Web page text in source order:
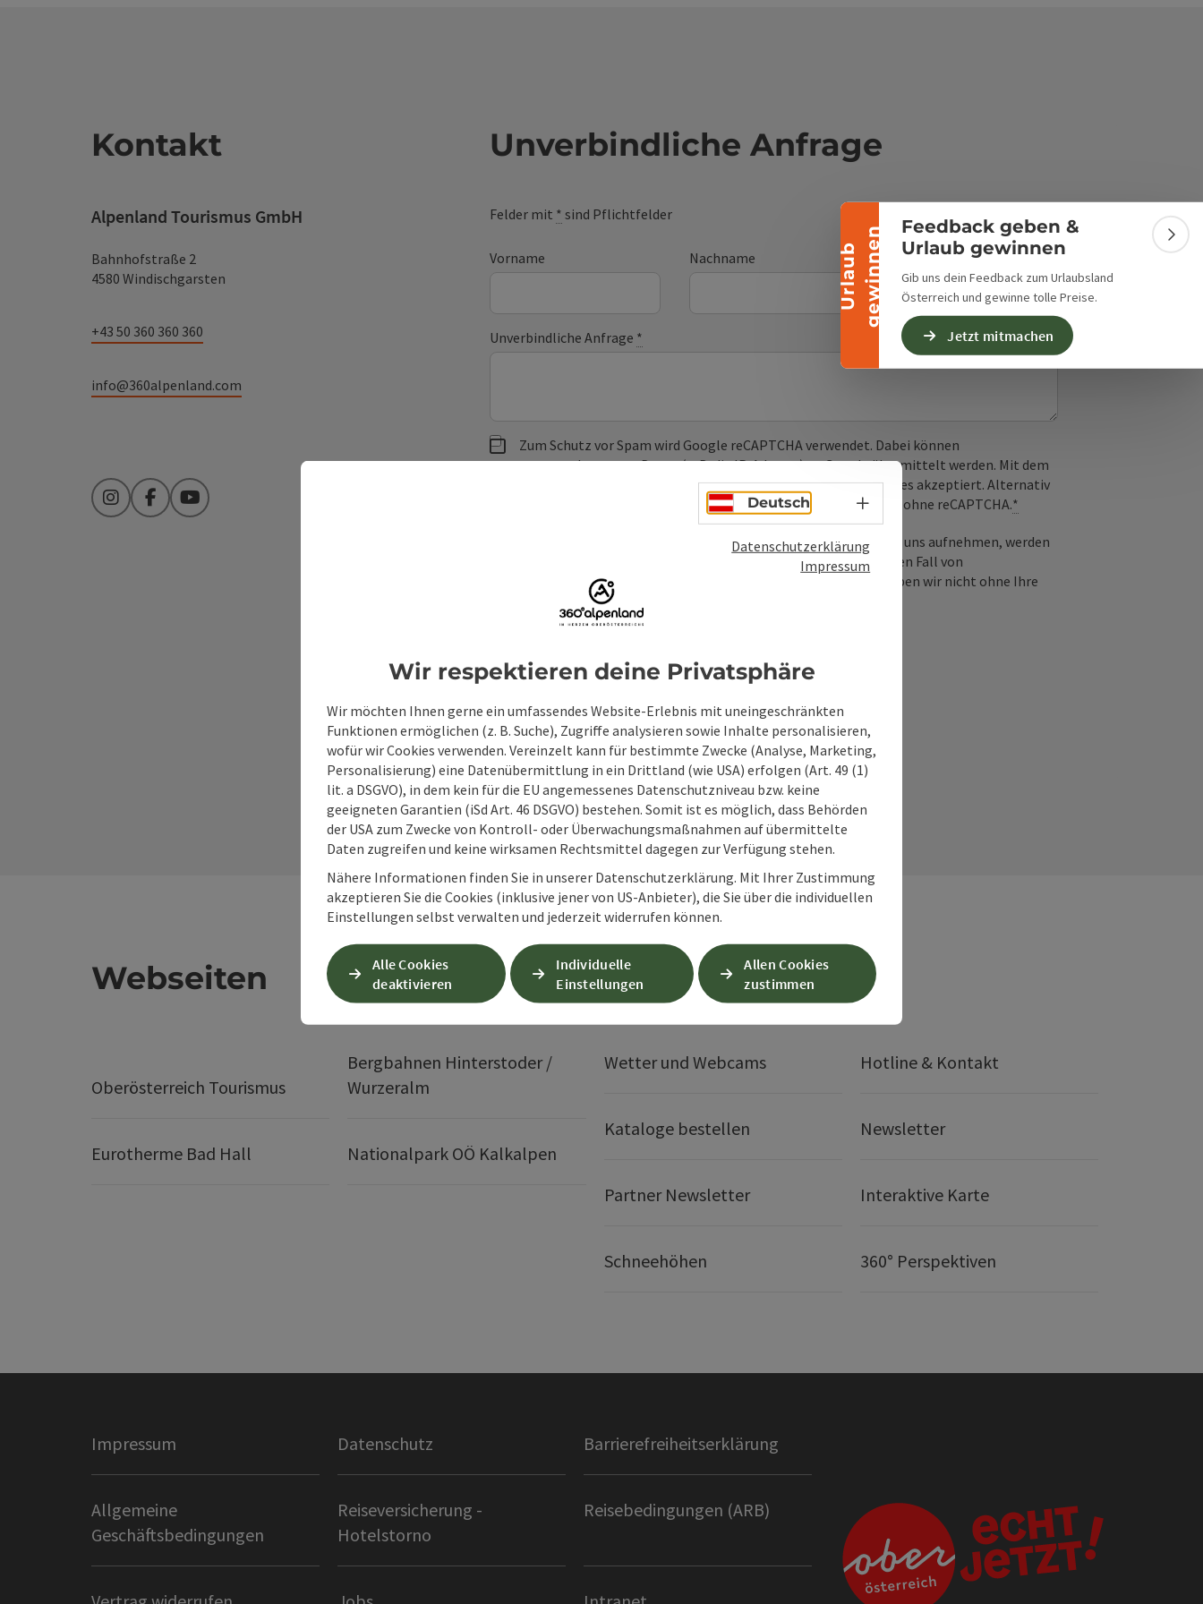
U
r
l
a
u
b
g
e
w
i
n
n
en
Banner einklappen
Feedback geben &
Urlaub gewinnen
Gib uns dein Feedback zum Urlaubsland
Österreich und gewinne tolle Preise.
Jetzt mitmachen
Kontakt
Alpenland Tourismus GmbH
Bahnhofstraße 2
4580 Windischgarsten
+43 50 360 360 360
info@360alpenland.com
InstagramFacebookYouTube
Unverbindliche Anfrage
Felder mit * sind Pflichtfelder
Vorname Nachname E-Mail*
Unverbindliche Anfrage *
Zum Schutz vor Spam wird Google reCAPTCHA verwendet. Dabei können
personenbezogene Daten (z. B. die IP-Adresse) an Google übermittelt werden. Mit dem
Absenden des Formulars werden die dafür erforderlichen Cookies akzeptiert. Alternativ
ist eine Kontaktaufnahme jederzeit per E-Mail möglich – ganz ohne reCAPTCHA.*
Wenn Sie per Formular auf der Website oder per E-Mail Kontakt mit uns aufnehmen, werden
Ihre angegebenen Daten zwecks Bearbeitung der Anfrage und für den Fall von
Anschlussfragen sechs Monate bei uns gespeichert. Diese Daten geben wir nicht ohne Ihre
Einwilligung weiter.
zur Datenschutzerklärung
Senden
Webseiten
Oberösterreich Tourismus
Bergbahnen Hinterstoder /
Wurzeralm
Eurotherme Bad Hall Nationalpark OÖ Kalkalpen
Services
Wetter und Webcams Hotline & Kontakt
Kataloge bestellen Newsletter
Partner Newsletter Interaktive Karte
Schneehöhen 360° Perspektiven
Impressum Datenschutz Barrierefreiheitserklärung
Allgemeine
Geschäftsbedingungen
Reiseversicherung -
Hotelstorno
Reisebedingungen (ARB)
Deutsch Sprachwahl - Menü öffnen
Datenschutzerklärung
Impressum
Wir respektieren deine Privatsphäre
Wir möchten Ihnen gerne ein umfassendes Website-Erlebnis mit uneingeschränkten
Funktionen ermöglichen (z. B. Suche), Zugriffe analysieren sowie Inhalte personalisieren,
wofür wir Cookies verwenden. Vereinzelt kann für bestimmte Zwecke (Analyse, Marketing,
Personalisierung) eine Datenübermittlung in ein Drittland (wie USA) erfolgen (Art. 49 (1)
lit. a DSGVO), in dem kein für die EU angemessenes Datenschutzniveau bzw. keine
geeigneten Garantien (iSd Art. 46 DSGVO) bestehen. Somit ist es möglich, dass Behörden
der USA zum Zwecke von Kontroll- oder Überwachungsmaßnahmen auf übermittelte
Daten zugreifen und keine wirksamen Rechtsmittel dagegen zur Verfügung stehen.
Nähere Informationen finden Sie in unserer Datenschutzerklärung. Mit Ihrer Zustimmung
akzeptieren Sie die Cookies (inklusive jener von US-Anbieter), die Sie über die individuellen
Einstellungen selbst verwalten und jederzeit widerrufen können.
Alle Cookies
deaktivieren
Individuelle
Einstellungen
Allen Cookies
zustimmen